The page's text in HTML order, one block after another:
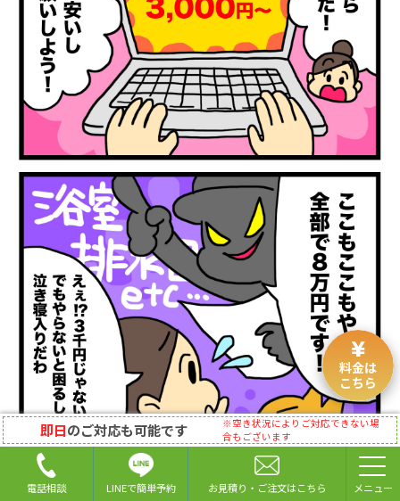
料金は
こちら
即日のご対応も可能です
※空き状況によりご対応できない場
合もございます
電話相談 LINEで簡単予約 お見積り・ご注文はこちら